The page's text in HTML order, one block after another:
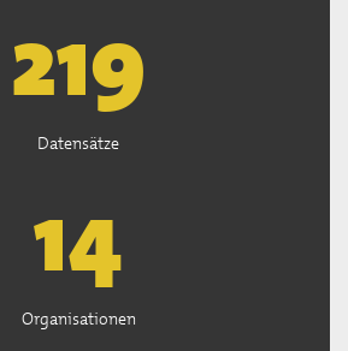
221
Datensätze
15
Organisationen